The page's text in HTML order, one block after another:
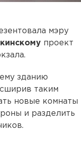
мэру
проект
зданию
таким
новые комнаты
и разделить